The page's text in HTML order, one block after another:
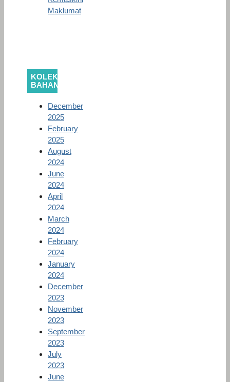
Maklumat
KOLEKSI
BAHAN
December
2025
February
2025
August
2024
June
2024
April
2024
March
2024
February
2024
January
2024
December
2023
November
2023
September
2023
July
2023
June